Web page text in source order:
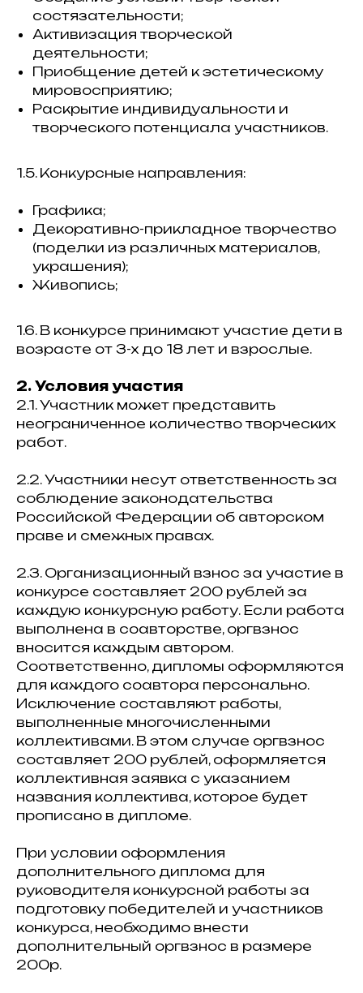
состязательности;
Активизация творческой
деятельности;
Приобщение детей к эстетическому
мировосприятию;
Раскрытие индивидуальности и
творческого потенциала участников.
1.5. Конкурсные направления:
Графика;
Декоративно-прикладное творчество
(поделки из различных материалов,
украшения);
Живопись;
1.6. В конкурсе принимают участие дети в
возрасте от 3-х до 18 лет и взрослые.
2. Условия участия
2.1. Участник может представить
неограниченное количество творческих
работ.
2.2. Участники несут ответственность за
соблюдение законодательства
Российской Федерации об авторском
праве и смежных правах.
2.3. Организационный взнос за участие в
конкурсе составляет 200 рублей за
каждую конкурсную работу. Если работа
выполнена в соавторстве, оргвзнос
вносится каждым автором.
Соответственно, дипломы оформляются
для каждого соавтора персонально.
Исключение составляют работы,
выполненные многочисленными
коллективами. В этом случае оргвзнос
составляет 200 рублей, оформляется
коллективная заявка с указанием
названия коллектива, которое будет
прописано в дипломе.
При условии оформления
дополнительного диплома для
руководителя конкурсной работы за
подготовку победителей и участников
конкурса, необходимо внести
дополнительный оргвзнос в размере
200р.